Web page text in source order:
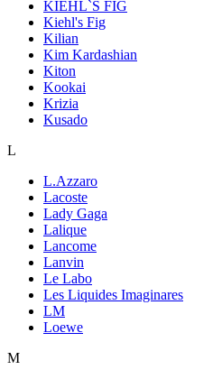
KIEHL`S FIG
Kiehl's Fig
Kilian
Kim Kardashian
Kiton
Kookai
Krizia
Kusado
L
L.Azzaro
Lacoste
Lady Gaga
Lalique
Lancome
Lanvin
Le Labo
Les Liquides Imaginares
LM
Loewe
M